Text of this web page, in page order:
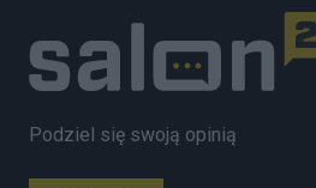
Podziel się swoją opinią